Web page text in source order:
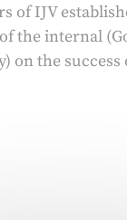
IJV
the internal
the success